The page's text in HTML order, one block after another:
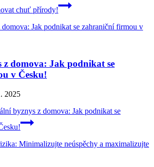
chuť přírody!
z domova: Jak podnikat se
v Česku!
2025
byznys z domova: Jak podnikat se